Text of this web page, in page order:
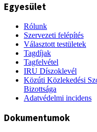
Egyesület
Rólunk
Szervezeti felépítés
Választott testületek
Tagdíjak
Tagfelvétel
IRU Díszoklevél
Közúti Közlekedési
Bizottsága
Adatvédelmi incidens
Dokumentumok